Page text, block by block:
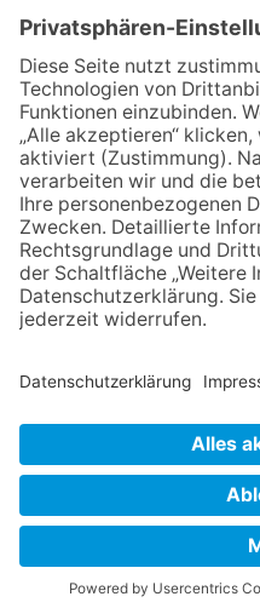
04.06.2026
23.07.2026
30-
13.05.2026
06.08.2026
„Die
Datenschutz
Powered